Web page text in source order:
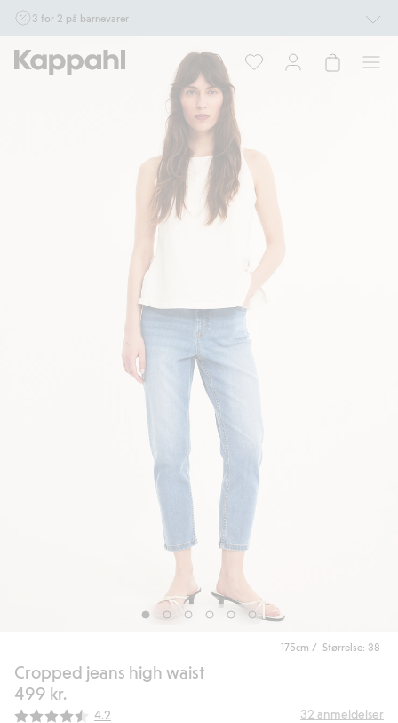
3 for 2 på barnevarer
17/8 i butikk & online for deg som er eller blir medlem. Kan ikke kombineres med
andre tilbud eller rabatter.
Handle nå
175cm / Størrelse: 38
Cropped jeans high waist
499 kr.
Gjennomsnittskarakter:
4.2 32 anmeldelser